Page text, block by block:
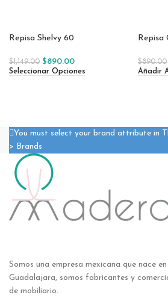
Repisa Shelvy 60
$1,149.00 $890.00
Seleccionar Opciones
$890.00
Añadir
You must select your brand attribute in
> Brands
Somos una empresa mexicana que nace
Guadalajara, somos fabricantes y
de mobiliario.